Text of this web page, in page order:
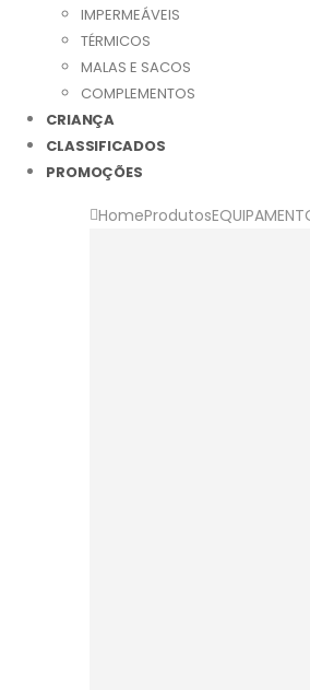
IMPERMEÁVEIS
TÉRMICOS
MALAS E SACOS
COMPLEMENTOS
CRIANÇA
CLASSIFICADOS
PROMOÇÕES
HomeProdutos